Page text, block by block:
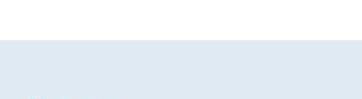
In English